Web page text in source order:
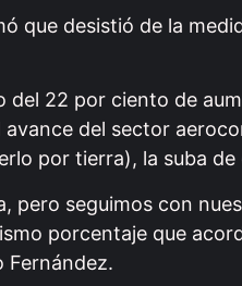
que desistió de la
22 por ciento de
del sector
por tierra), la suba
pero seguimos con
porcentaje que
Fernández.